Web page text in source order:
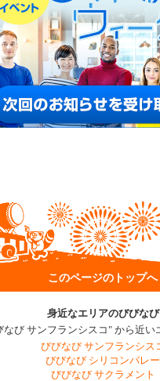
このページのトップへ
身近なエリアのびびなび
なび サンフランシスコ" から近い
びびなび サンフランシス
びびなび シリコンバレー
びびなび サクラメント